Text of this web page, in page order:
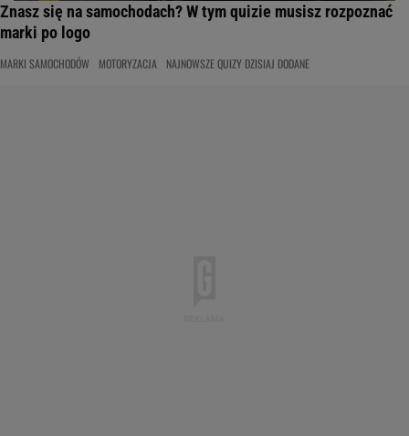
Znasz się na samochodach? W tym quizie musisz rozpoznać
marki po logo
MARKI SAMOCHODÓW MOTORYZACJA NAJNOWSZE QUIZY DZISIAJ DODANE